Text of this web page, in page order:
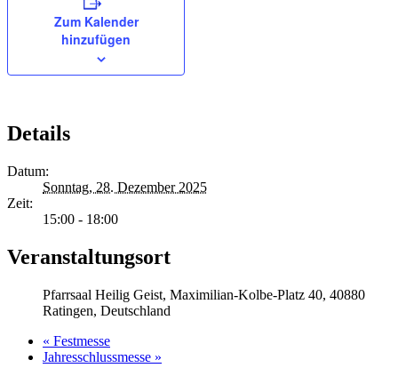
Zum Kalender
hinzufügen
Details
Datum:
Sonntag, 28. Dezember 2025
Zeit:
15:00 - 18:00
Veranstaltungsort
Pfarrsaal Heilig Geist, Maximilian-Kolbe-Platz 40, 40880
Ratingen, Deutschland
« Festmesse
Jahresschlussmesse »